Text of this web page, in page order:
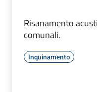
Risanamento
comunali.
Inquinamento